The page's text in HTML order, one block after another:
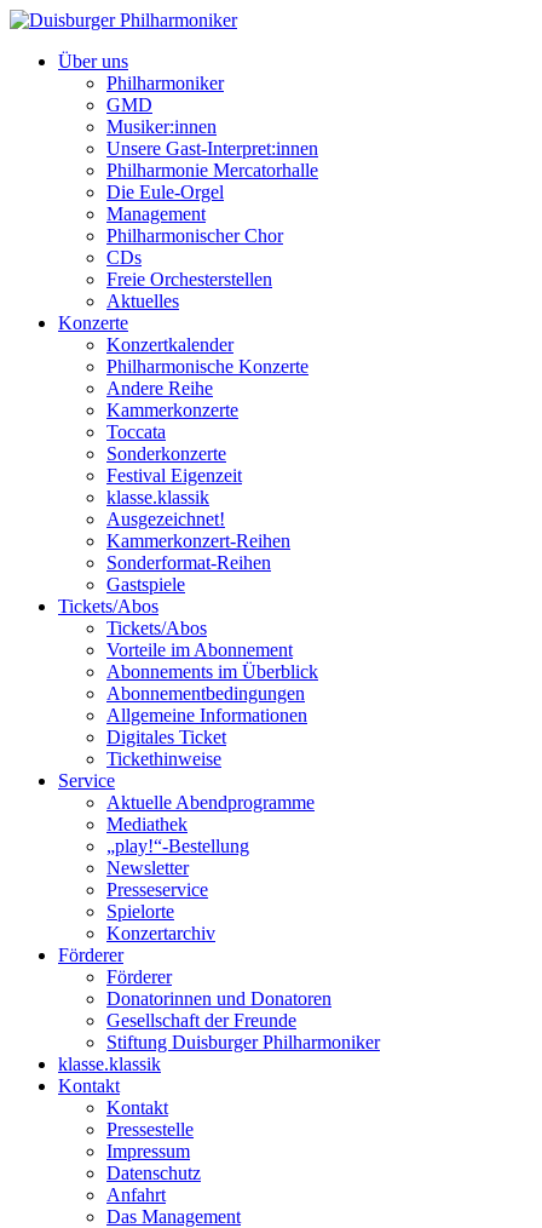
Über uns
Philharmoniker
GMD
Musiker:innen
Unsere Gast-Interpret:innen
Philharmonie Mercatorhalle
Die Eule-Orgel
Management
Philharmonischer Chor
CDs
Freie Orchesterstellen
Aktuelles
Konzerte
Konzertkalender
Philharmonische Konzerte
Andere Reihe
Kammerkonzerte
Toccata
Sonderkonzerte
Festival Eigenzeit
klasse.klassik
Ausgezeichnet!
Kammerkonzert-Reihen
Sonderformat-Reihen
Gastspiele
Tickets/Abos
Tickets/Abos
Vorteile im Abonnement
Abonnements im Überblick
Abonnement­bedingungen
Allgemeine Informationen
Digitales Ticket
Ticket­hinweise
Service
Aktuelle Abendprogramme
Mediathek
„play!“-Bestellung
Newsletter
Presseservice
Spielorte
Konzertarchiv
Förderer
Förderer
Donatorinnen und Donatoren
Gesellschaft der Freunde
Stiftung Duisburger Philharmoniker
klasse.klassik
Kontakt
Kontakt
Pressestelle
Impressum
Datenschutz
Anfahrt
Das Management